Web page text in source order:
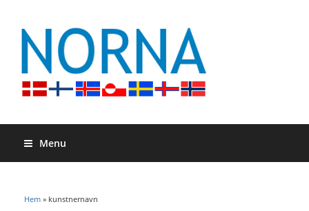
Menu
Du är här
Hem » kunstnernavn